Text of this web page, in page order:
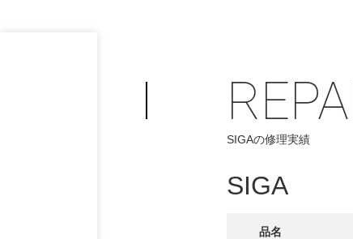
お問い合わせ
SIGAの修理実績
SIGA
品名